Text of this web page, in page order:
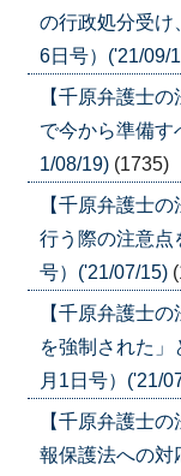
の行政処分受け
6日号）('21/09/
【千原弁護士
で今から準備す
1/08/19) (1735)
【千原弁護士
行う際の注意点
号）('21/07/15)
【千原弁護士
を強制された
月1日号）('21/
【千原弁護士
報保護法への対